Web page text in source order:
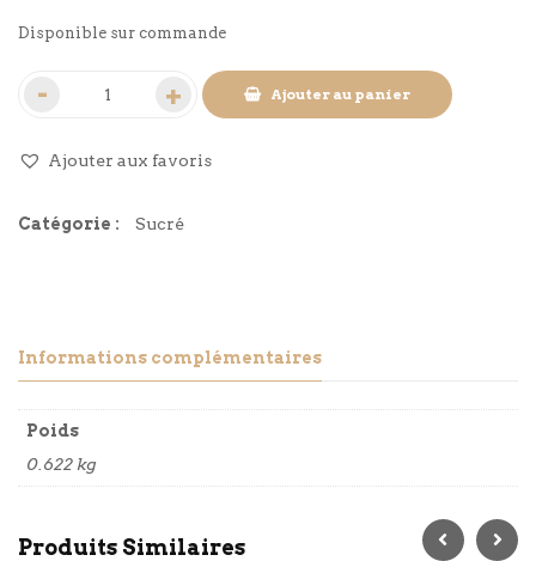
Disponible sur commande
Ajouter au panier
Ajouter aux favoris
Catégorie : Sucré
Informations complémentaires
Poids
0.622 kg
Produits Similaires